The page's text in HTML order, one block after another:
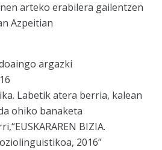
arteko erabilera gailentzen
Azpeitian
argazki
Labetik atera berria, kalean
ohiko banaketa
BIZIA.
2016”